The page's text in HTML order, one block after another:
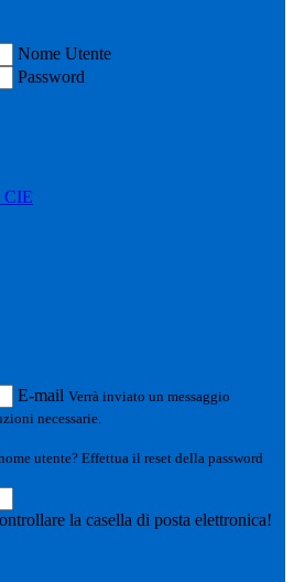
Nome Utente
Password
CIE
E-mail Verrà inviato un messaggio
necessarie.
utente? Effettua il reset della password
la casella di posta elettronica!